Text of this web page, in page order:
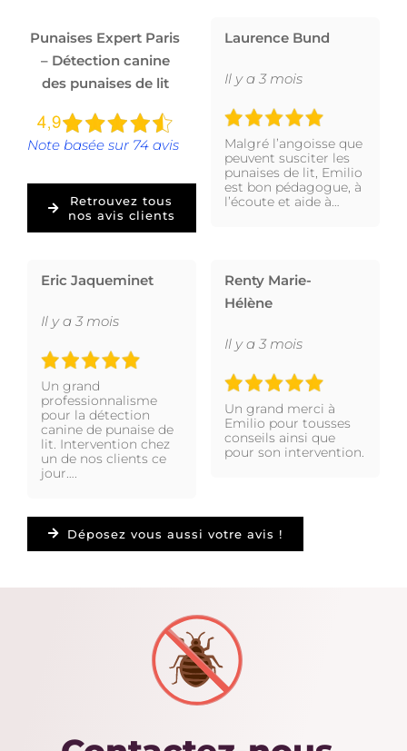
Punaises Expert Paris
– Détection canine
des punaises de lit
Note basée sur 74 avis
Retrouvez tous
nos avis clients
Laurence Bund
Il y a 3 mois
Malgré l’angoisse que
peuvent susciter les
punaises de lit, Emilio
est bon pédagogue, à
l’écoute et aide à…
Eric Jaqueminet
Il y a 3 mois
Un grand
professionnalisme
pour la détection
canine de punaise de
lit. Intervention chez
un de nos clients ce
jour….
Renty Marie-
Hélène
Il y a 3 mois
Un grand merci à
Emilio pour tousses
conseils ainsi que
pour son intervention.
Déposez vous aussi votre avis !